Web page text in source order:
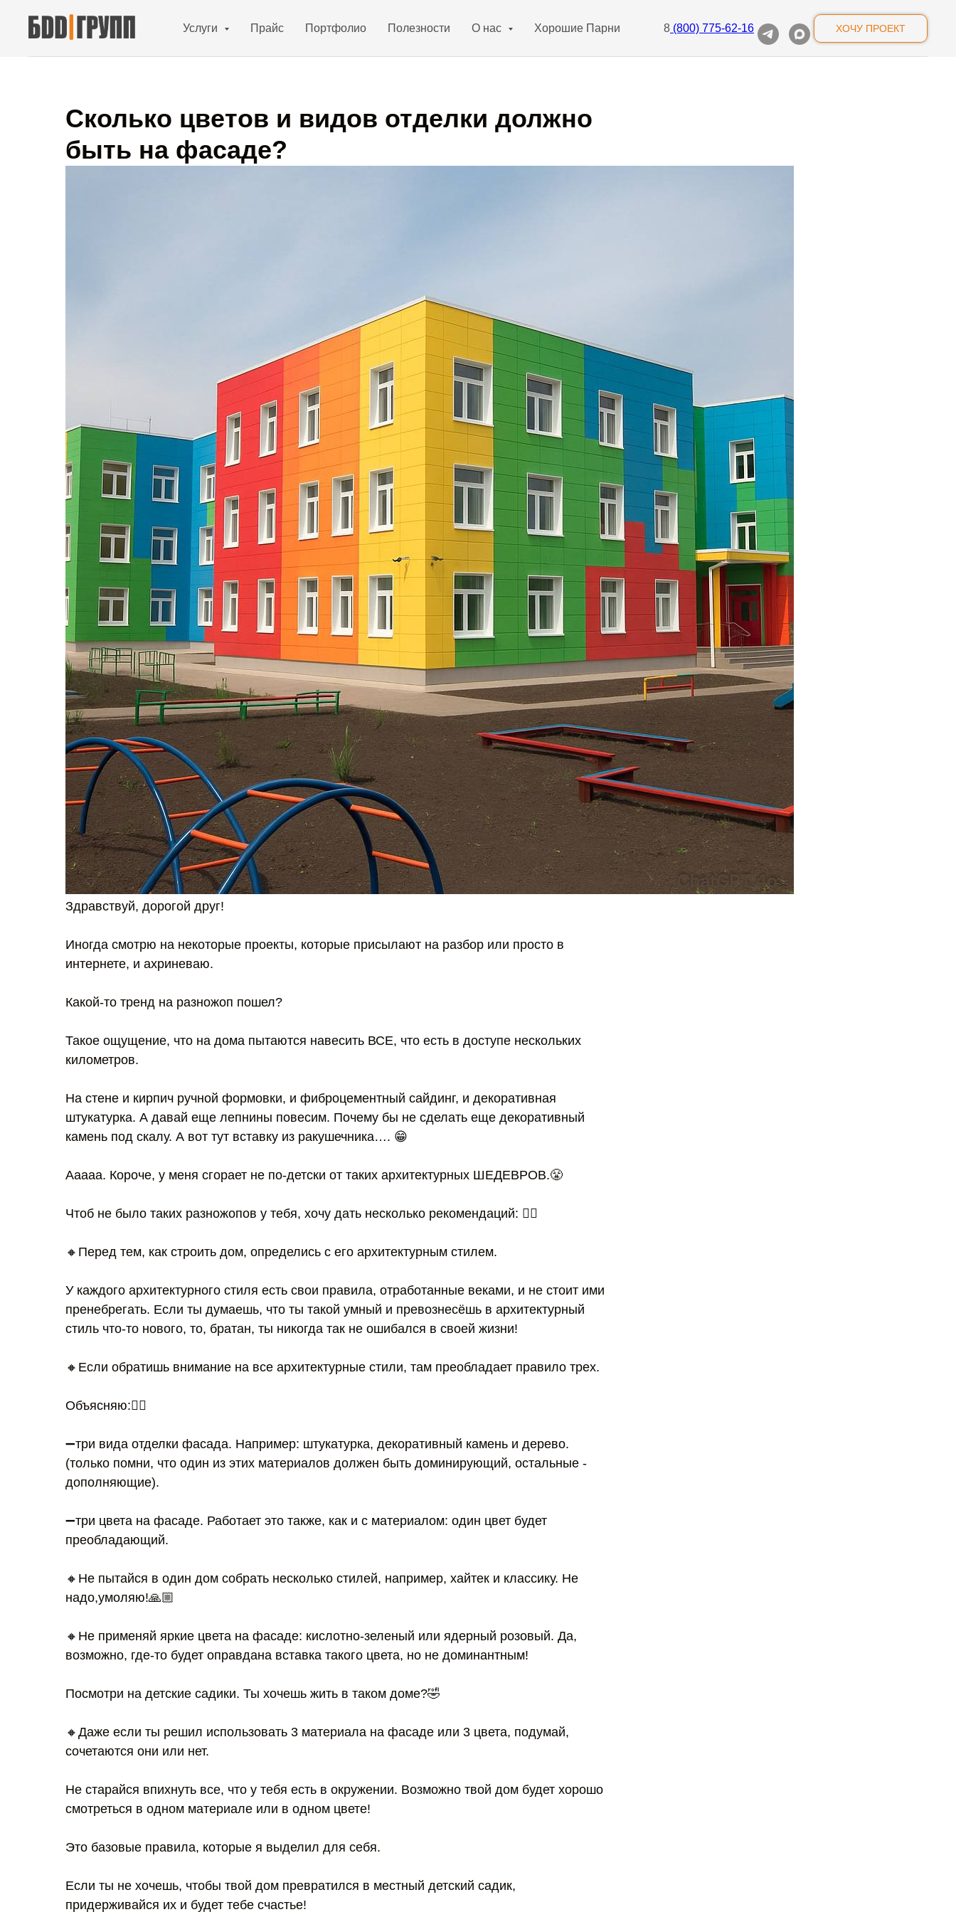
Услуги Прайс Портфолио Полезности О нас Хорошие Парни 8 (800) 775-62-16 ХОЧУ ПРОЕКТ
Сколько цветов и видов отделки должно
быть на фасаде?
Здравствуй, дорогой друг!
Иногда смотрю на некоторые проекты, которые присылают на разбор или просто в
интернете, и ахриневаю.
Какой-то тренд на разножоп пошел?
Такое ощущение, что на дома пытаются навесить ВСЕ, что есть в доступе нескольких
километров.
На стене и кирпич ручной формовки, и фиброцементный сайдинг, и декоративная
штукатурка. А давай еще лепнины повесим. Почему бы не сделать еще декоративный
камень под скалу. А вот тут вставку из ракушечника…. 😁
Ааааа. Короче, у меня сгорает не по-детски от таких архитектурных ШЕДЕВРОВ.😤
Чтоб не было таких разножопов у тебя, хочу дать несколько рекомендаций: 👇🏻
🔸Перед тем, как строить дом, определись с его архитектурным стилем.
У каждого архитектурного стиля есть свои правила, отработанные веками, и не стоит ими
пренебрегать. Если ты думаешь, что ты такой умный и превознесёшь в архитектурный
стиль что-то нового, то, братан, ты никогда так не ошибался в своей жизни!
🔸Если обратишь внимание на все архитектурные стили, там преобладает правило трех.
Объясняю:👇🏻
➖три вида отделки фасада. Например: штукатурка, декоративный камень и дерево.
(только помни, что один из этих материалов должен быть доминирующий, остальные -
дополняющие).
➖три цвета на фасаде. Работает это также, как и с материалом: один цвет будет
преобладающий.
🔸Не пытайся в один дом собрать несколько стилей, например, хайтек и классику. Не
надо,умоляю!🙏🏼
🔸Не применяй яркие цвета на фасаде: кислотно-зеленый или ядерный розовый. Да,
возможно, где-то будет оправдана вставка такого цвета, но не доминантным!
Посмотри на детские садики. Ты хочешь жить в таком доме?🤣
🔸Даже если ты решил использовать 3 материала на фасаде или 3 цвета, подумай,
сочетаются они или нет.
Не старайся впихнуть все, что у тебя есть в окружении. Возможно твой дом будет хорошо
смотреться в одном материале или в одном цвете!
Это базовые правила, которые я выделил для себя.
Если ты не хочешь, чтобы твой дом превратился в местный детский садик,
придерживайся их и будет тебе счастье!